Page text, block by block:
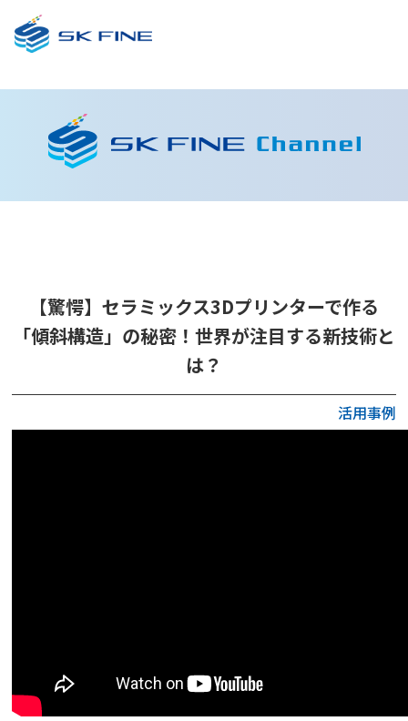
【驚愕】セラミックス3Dプリンターで作る
「傾斜構造」の秘密！世界が注目する新技術と
は？
活用事例